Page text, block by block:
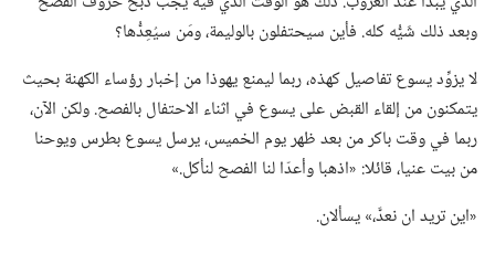
وبعد ذلك شَيُّه كله.‏ فأين سيحتفلون بالوليمة،‏ ومَن سيُعِدُّها؟‏
لا يزوِّد يسوع تفاصيل كهذه،‏ ربما ليمنع يهوذا من إخبار رؤساء الكهنة بحيث
يتمكنون من إلقاء القبض على يسوع في اثناء الاحتفال بالفصح.‏ ولكن الآن،‏
ربما في وقت باكر من بعد ظهر يوم الخميس،‏ يرسل يسوع بطرس ويوحنا
من بيت عنيا،‏ قائلا:‏ «اذهبا وأعدّا لنا الفصح لنأكل.‏»‏
‏«اين تريد ان نعدَّ،‏» يسألان.‏